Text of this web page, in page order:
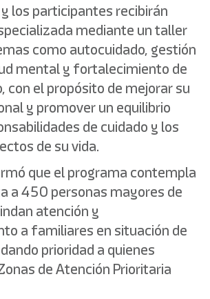
los participantes recibirán
mediante un taller
como autocuidado, gestión
mental y fortalecimiento de
con el propósito de mejorar su
y promover un equilibrio
de cuidado y los
de su vida.
que el programa contempla
a 450 personas mayores de
atención y
a familiares en situación de
prioridad a quienes
de Atención Prioritaria